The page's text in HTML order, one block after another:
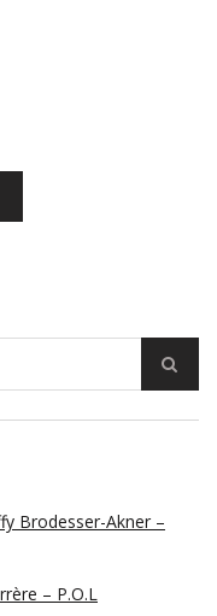
Brodesser-Akner –
– P.O.L